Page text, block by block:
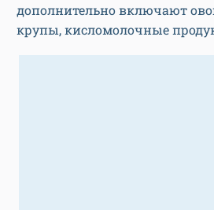
дополнительно включают
крупы, кисломолочные